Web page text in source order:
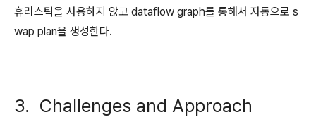
휴리스틱을 사용하지 않고 dataflow graph를 통해서 자동으로 s
wap plan을 생성한다.
3. Challenges and Approach